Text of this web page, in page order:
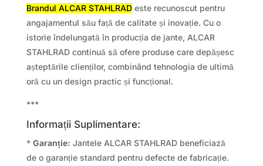
Brandul ALCAR STAHLRADeste recunoscut pentru
angajamentul său față de calitate și inovație. Cu o
istorie îndelungată în producția de jante, ALCAR
STAHLRAD continuă să ofere produse care depășesc
așteptările clienților, combinând tehnologia de ultimă
oră cu un design practic și funcțional.
***
Informații Suplimentare:
* Garanție: Jantele ALCAR STAHLRAD beneficiază
de o garanție standard pentru defecte de fabricație.